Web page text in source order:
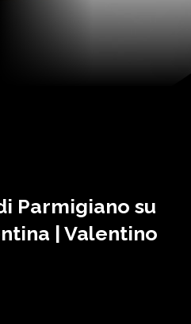
Parmigiano su
| Valentino